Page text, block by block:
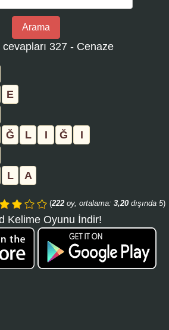
Kelime
Oyunu
bulmaca
Arama
327 - Cenaze
E
Ğ L I Ğ
I
L A
(222 oy, ortalama: 3,20 dışında 5)
Kelime Oyunu İndir!